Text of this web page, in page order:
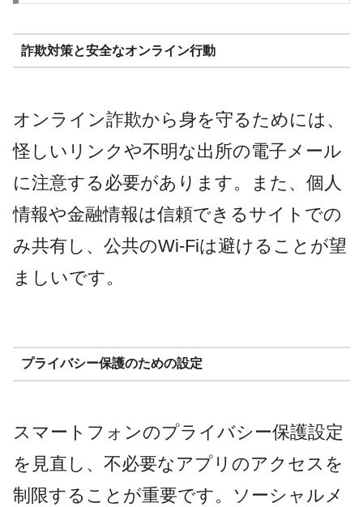
詐欺対策と安全なオンライン行動
オンライン詐欺から身を守るためには、
怪しいリンクや不明な出所の電子メール
に注意する必要があります。また、個人
情報や金融情報は信頼できるサイトでの
み共有し、公共のWi-Fiは避けることが望
ましいです。
プライバシー保護のための設定
スマートフォンのプライバシー保護設定
を見直し、不必要なアプリのアクセスを
制限することが重要です。ソーシャルメ